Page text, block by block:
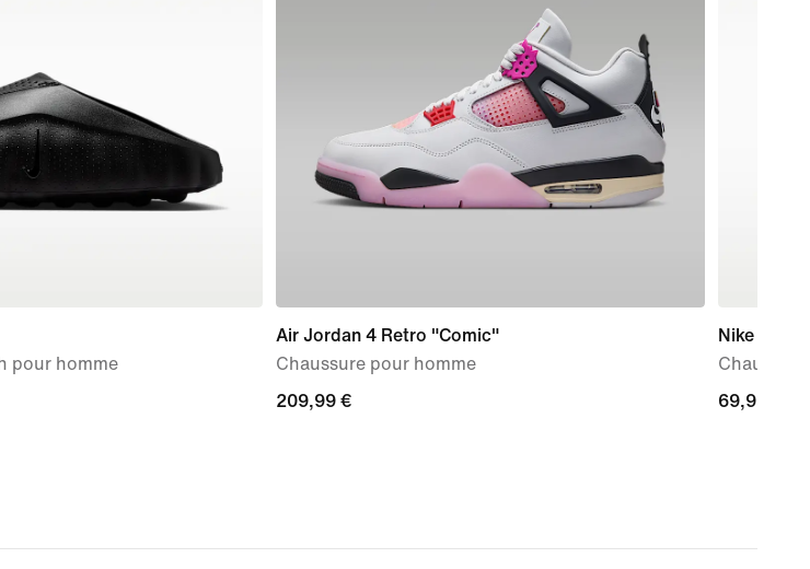
pour homme
Air Jordan 4 Retro "Comic"
Chaussure pour homme
209,99 €
209,99 €
Nike Force
69,99 €
69,99 €